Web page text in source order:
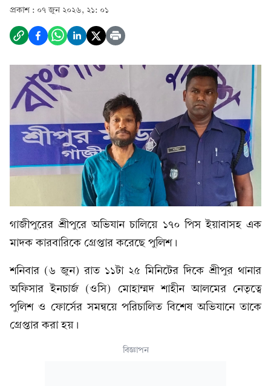
প্রকাশ : ০৭ জুন ২০২৬, ২১: ০১
গাজীপুরের শ্রীপুরে অভিযান চালিয়ে ১৭০ পিস ইয়াবাসহ এক
মাদক কারবারিকে গ্রেপ্তার করেছে পুলিশ।
শনিবার (৬ জুন) রাত ১১টা ২৫ মিনিটের দিকে শ্রীপুর থানার
অফিসার ইনচার্জ (ওসি) মোহাম্মদ শাহীন আলমের নেতৃত্বে
পুলিশ ও ফোর্সের সমন্বয়ে পরিচালিত বিশেষ অভিযানে তাকে
গ্রেপ্তার করা হয়।
বিজ্ঞাপন